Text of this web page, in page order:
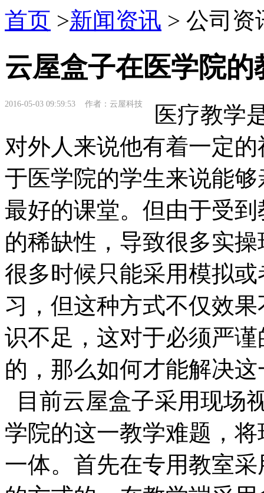
首页 >新闻资讯 > 公司资
云屋盒子在医学院的
2016-05-03 09:59:53 作者：云屋科技
医疗教学
对外人来说他有着一定
于医学院的学生来说能
最好的课堂。但由于受
的稀缺性，导致很多实
很多时候只能采用模拟
习，但这种方式不仅效
识不足，这对于必须严
的，那么如何才能解决
目前云屋盒子采用现场
学院的这一教学难题，
一体。首先在专用教室采